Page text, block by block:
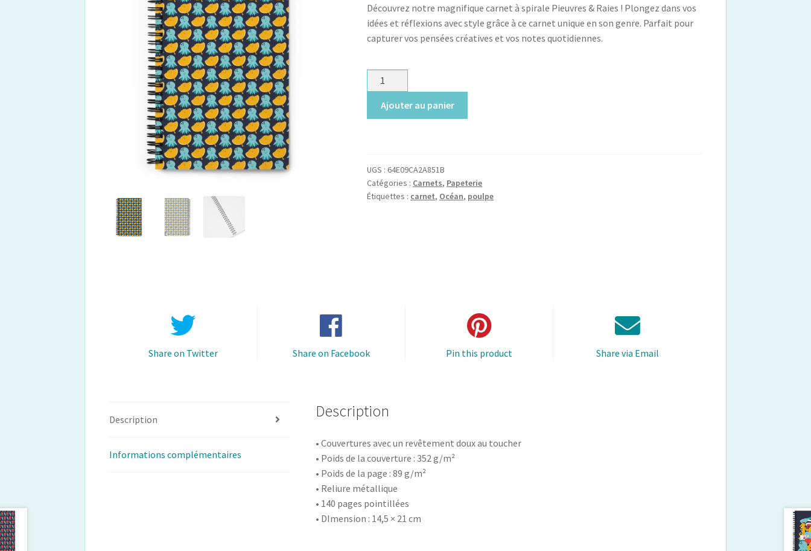
Découvrez notre magnifique carnet à spirale Pieuvres & Raies ! Plongez dans vos
idées et réflexions avec style grâce à ce carnet unique en son genre. Parfait pour
capturer vos pensées créatives et vos notes quotidiennes.
quantité
de
Carnet
à
Pieuvres
&
Raies
Ajouter au panier
UGS : 64E09CA2A851B
Catégories : Carnets, Papeterie
Étiquettes : carnet, Océan, poulpe
Share on Twitter Share on Facebook Pin this product Share via Email
Description
Informations complémentaires
Description
• Couvertures avec un revêtement doux au toucher
• Poids de la couverture : 352 g/m²
• Poids de la page : 89 g/m²
• Reliure métallique
• 140 pages pointillées
• DImension : 14,5 × 21 cm